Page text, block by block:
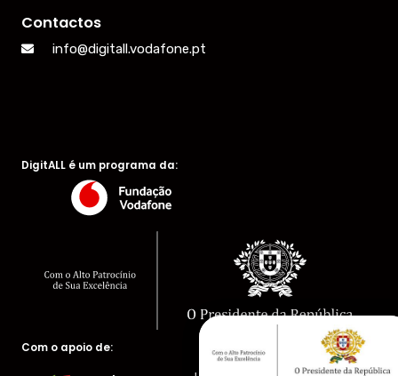
Contactos
info@digitall.vodafone.pt
DigitALL é um programa da:
Com o apoio de: